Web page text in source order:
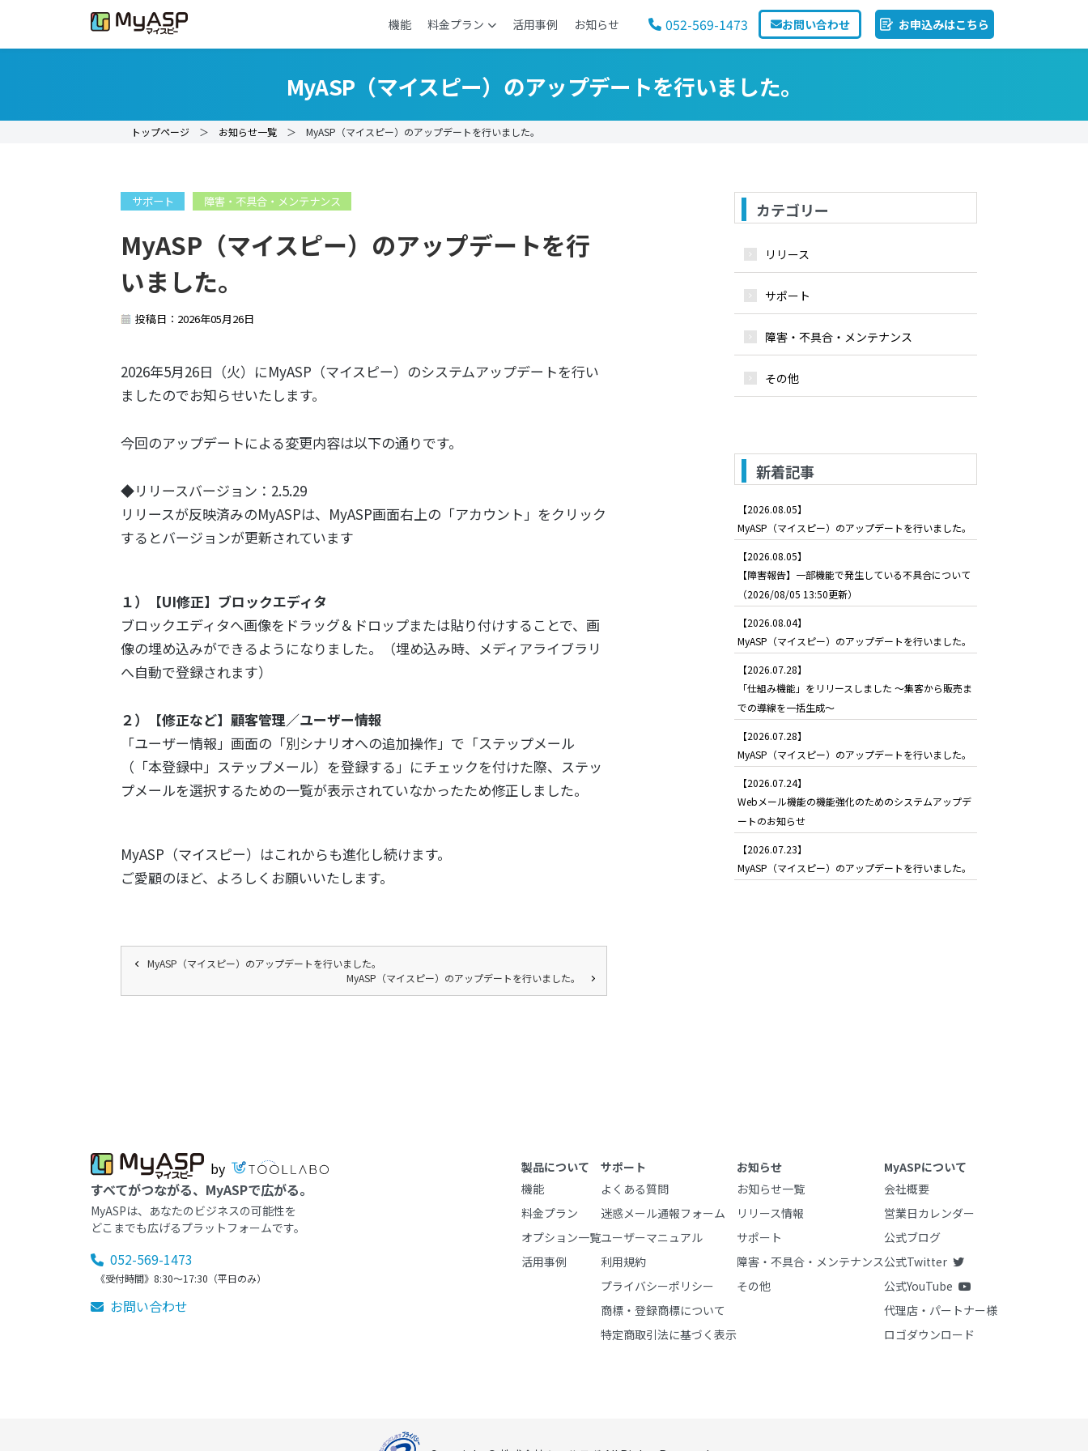
機能 料金プラン 活用事例 お知らせ 052-569-1473 お問い合わせ お申込みはこちら
MyASP（マイスピー）のアップデートを行いました。
トップページ ＞ お知らせ一覧 ＞ MyASP（マイスピー）のアップデートを行いました。
サポート 障害・不具合・メンテナンス
MyASP（マイスピー）のアップデートを行
いました。
投稿日：2026年05月26日
2026年5月26日（火）にMyASP（マイスピー）のシステムアップデートを行い
ましたのでお知らせいたします。
今回のアップデートによる変更内容は以下の通りです。
◆リリースバージョン：2.5.29
リリースが反映済みのMyASPは、MyASP画面右上の「アカウント」をクリック
するとバージョンが更新されています
１）【UI修正】ブロックエディタ
ブロックエディタへ画像をドラッグ＆ドロップまたは貼り付けすることで、画
像の埋め込みができるようになりました。（埋め込み時、メディアライブラリ
へ自動で登録されます）
２）【修正など】顧客管理／ユーザー情報
「ユーザー情報」画面の「別シナリオへの追加操作」で「ステップメール
（「本登録中」ステップメール）を登録する」にチェックを付けた際、ステッ
プメールを選択するための一覧が表示されていなかったため修正しました。
MyASP（マイスピー）はこれからも進化し続けます。
ご愛顧のほど、よろしくお願いいたします。
MyASP（マイスピー）のアップデートを行いました。
MyASP（マイスピー）のアップデートを行いました。
カテゴリー
リリース
サポート
障害・不具合・メンテナンス
その他
新着記事
【2026.08.05】
MyASP（マイスピー）のアップデートを行いました。
【2026.08.05】
【障害報告】一部機能で発生している不具合について
（2026/08/05 13:50更新）
【2026.08.04】
MyASP（マイスピー）のアップデートを行いました。
【2026.07.28】
「仕組み機能」をリリースしました ～集客から販売ま
での導線を一括生成～
【2026.07.28】
MyASP（マイスピー）のアップデートを行いました。
【2026.07.24】
Webメール機能の機能強化のためのシステムアップデ
ートのお知らせ
【2026.07.23】
MyASP（マイスピー）のアップデートを行いました。
by
すべてがつながる、MyASPで広がる。
MyASPは、あなたのビジネスの可能性を
どこまでも広げるプラットフォームです。
052-569-1473
《受付時間》8:30～17:30（平日のみ）
お問い合わせ
製品について
機能
料金プラン
オプション一覧
活用事例
サポート
よくある質問
迷惑メール通報フォーム
ユーザーマニュアル
利用規約
プライバシーポリシー
商標・登録商標について
特定商取引法に基づく表示
お知らせ
お知らせ一覧
リリース情報
サポート
障害・不具合・メンテナンス
その他
MyASPについて
会社概要
営業日カレンダー
公式ブログ
公式Twitter
公式YouTube
代理店・パートナー様
ロゴダウンロード